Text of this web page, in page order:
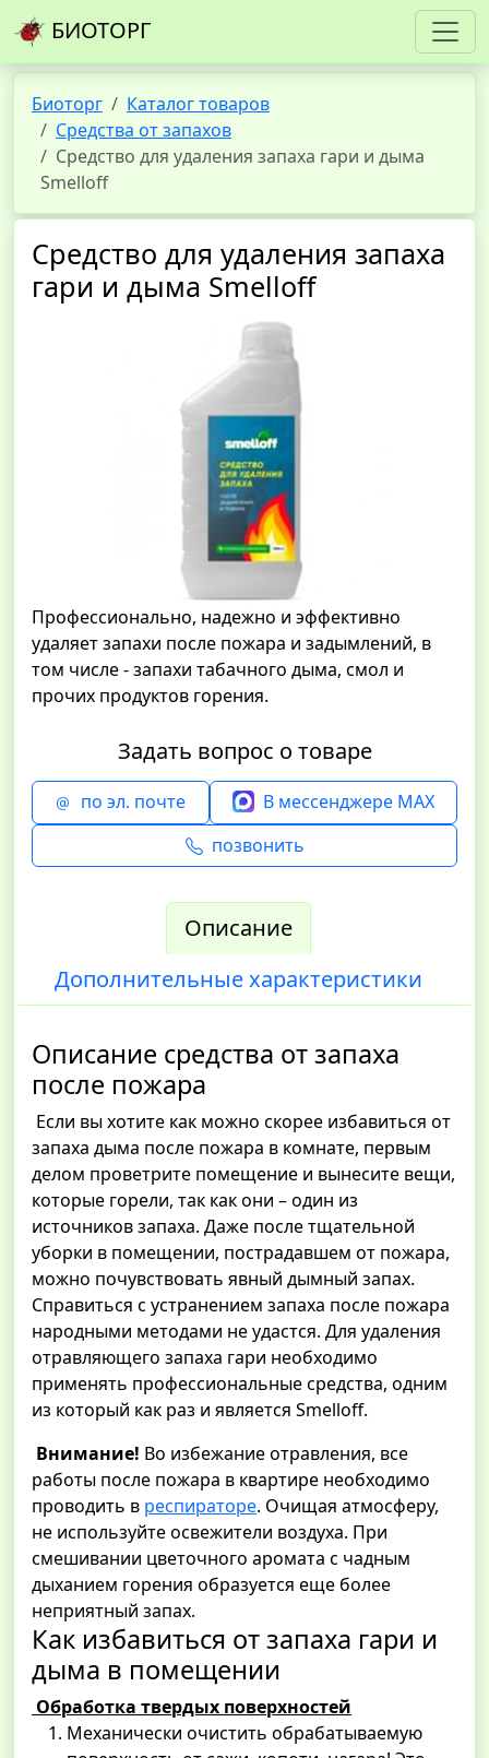
БИОТОРГ
Биоторг
Каталог товаров
Средства от запахов
Средство для удаления запаха гари и дыма
Smelloff
Средство для удаления запаха
гари и дыма Smelloff
Профессионально, надежно и эффективно
удаляет запахи после пожара и задымлений, в
том числе - запахи табачного дыма, смол и
прочих продуктов горения.
Задать вопрос о товаре
по эл. почте
В мессенджере MAX
позвонить
Описание
Дополнительные характеристики
Описание средства от запаха
после пожара
Если вы хотите как можно скорее избавиться от
запаха дыма после пожара в комнате, первым
делом проветрите помещение и вынесите вещи,
которые горели, так как они – один из
источников запаха. Даже после тщательной
уборки в помещении, пострадавшем от пожара,
можно почувствовать явный дымный запах.
Справиться с устранением запаха после пожара
народными методами не удастся. Для удаления
отравляющего запаха гари необходимо
применять профессиональные средства, одним
из который как раз и является Smelloff.
Внимание! Во избежание отравления, все
работы после пожара в квартире необходимо
проводить в респираторе. Очищая атмосферу,
не используйте освежители воздуха. При
смешивании цветочного аромата с чадным
дыханием горения образуется еще более
неприятный запах.
Как избавиться от запаха гари и
дыма в помещении
Обработка твердых поверхностей
Механически очистить обрабатываемую